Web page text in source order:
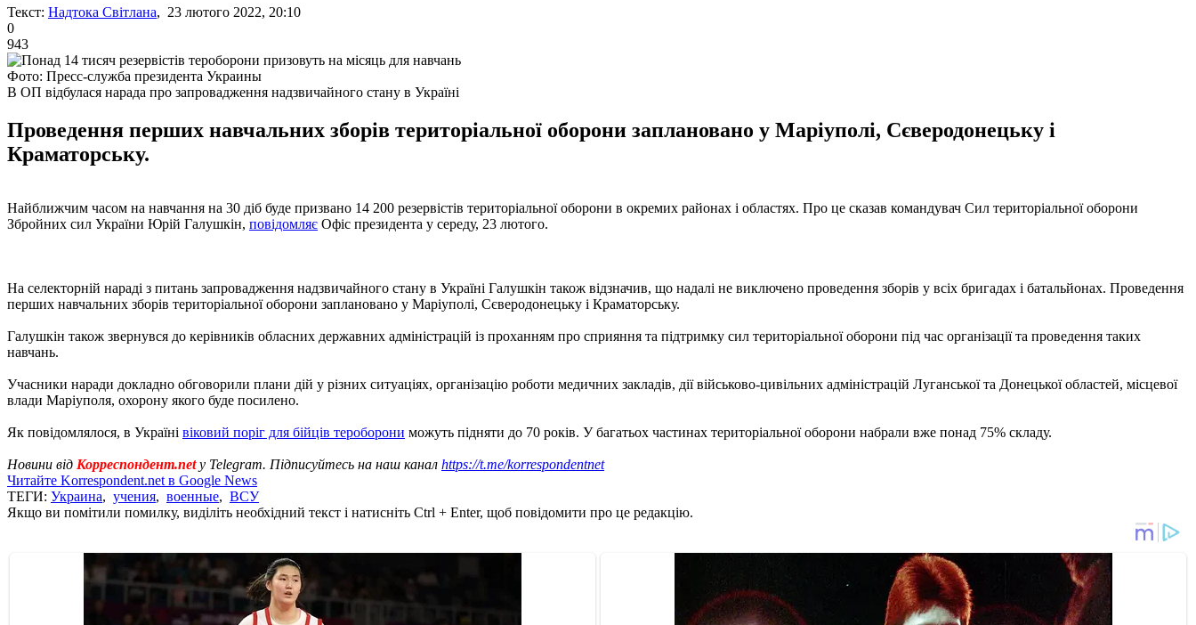
Текст: Надтока Світлана, 23 лютого 2022, 20:10
0
943
Фото: Пресс-служба президента Украины
В ОП відбулася нарада про запровадження надзвичайного стану в Україні
Проведення перших навчальних зборів територіальної оборони заплановано у Маріуполі, Сєверодонецьку і
Краматорську.
Найближчим часом на навчання на 30 діб буде призвано 14 200 резервістів територіальної оборони в окремих районах і областях. Про це сказав командувач Сил територіальної оборони
Збройних сил України Юрій Галушкін, повідомляє Офіс президента у середу, 23 лютого.
На селекторній нараді з питань запровадження надзвичайного стану в Україні Галушкін також відзначив, що надалі не виключено проведення зборів у всіх бригадах і батальйонах. Проведення
перших навчальних зборів територіальної оборони заплановано у Маріуполі, Сєверодонецьку і Краматорську.
Галушкін також звернувся до керівників обласних державних адміністрацій із проханням про сприяння та підтримку сил територіальної оборони під час організації та проведення таких
навчань.
Учасники наради докладно обговорили плани дій у різних ситуаціях, організацію роботи медичних закладів, дії військово-цивільних адміністрацій Луганської та Донецької областей, місцевої
влади Маріуполя, охорону якого буде посилено.
Як повідомлялося, в Україні віковий поріг для бійців тероборони можуть підняти до 70 років. У багатьох частинах територіальної оборони набрали вже понад 75% складу.
Новини від Корреспондент.netу Telegram. Підписуйтесь на наш канал https://t.me/korrespondentnet
Читайте Korrespondent.net в Google News
ТЕГИ: Украина, учения, военные, ВСУ
Якщо ви помітили помилку, виділіть необхідний текст і натисніть Ctrl + Enter, щоб повідомити про це редакцію.